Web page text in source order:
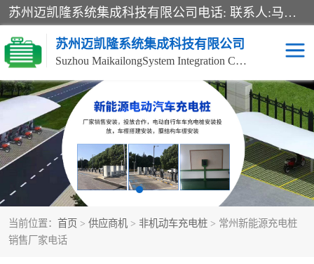
苏州迈凯隆系统集成科技有限公司电话: 联系人:马杰森 销售安装视频监控、报警系统、电话交换机、门禁考勤、巡更系统、呼叫对讲系统、停车场道闸、智能家居、广播系统、综合布线、办公设备、电子商务软件、网络工程、酒店门锁系列 系统集成、VOD视频点播、LED显示屏、节能产品、USP电源、收银机等弱电及智能化项目。
苏州迈凯隆系统集成科技有限公司
Suzhou MaikailongSystem Integration Co., Ltd.
当前位置： 首页 > 供应商机 > 非机动车充电桩 > 常州新能源充电桩
销售厂家电话
非机动车充电桩 电瓶车充电桩
电动自行车充电桩 两轮电动车充电桩
充电桩